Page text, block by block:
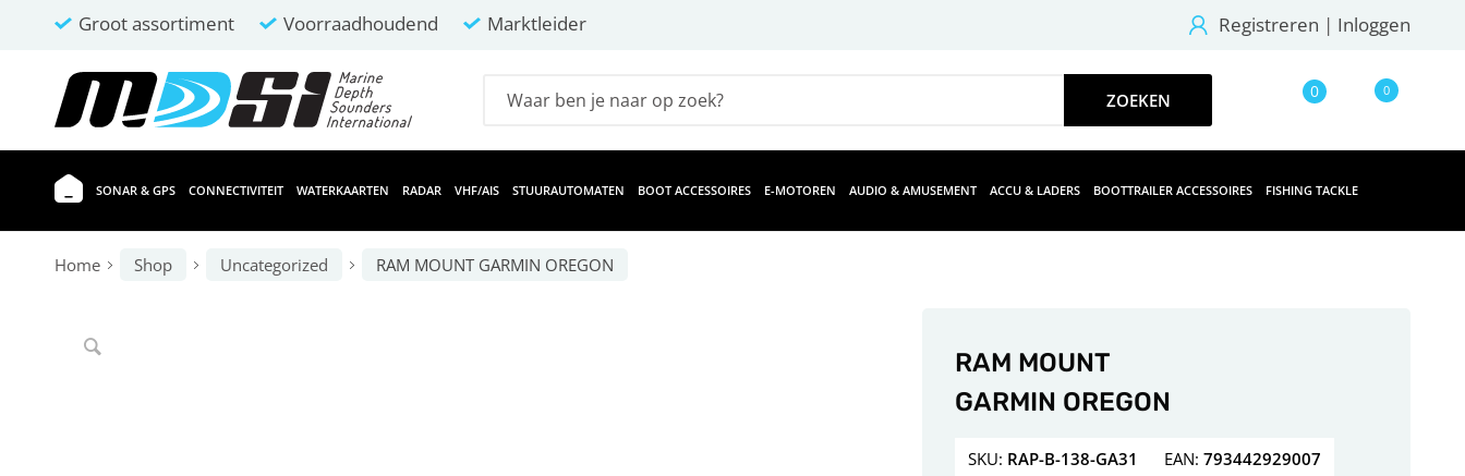
Groot assortiment Voorraadhoudend Marktleider Registreren | Inloggen
0 0
SONAR & GPS CONNECTIVITEIT WATERKAARTEN RADAR VHF/AIS STUURAUTOMATEN BOOT ACCESSOIRES E-MOTOREN AUDIO & AMUSEMENT ACCU & LADERS BOOTTRAILER ACCESSOIRES FISHING TACKLE
Home Shop Uncategorized RAM MOUNT GARMIN OREGON
RAM MOUNT
GARMIN OREGON
SKU: RAP-B-138-GA31 EAN:793442929007